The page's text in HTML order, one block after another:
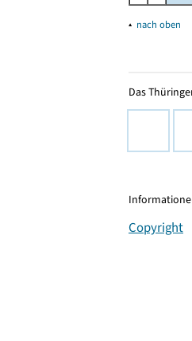
▴ nach oben
Das
Copyright